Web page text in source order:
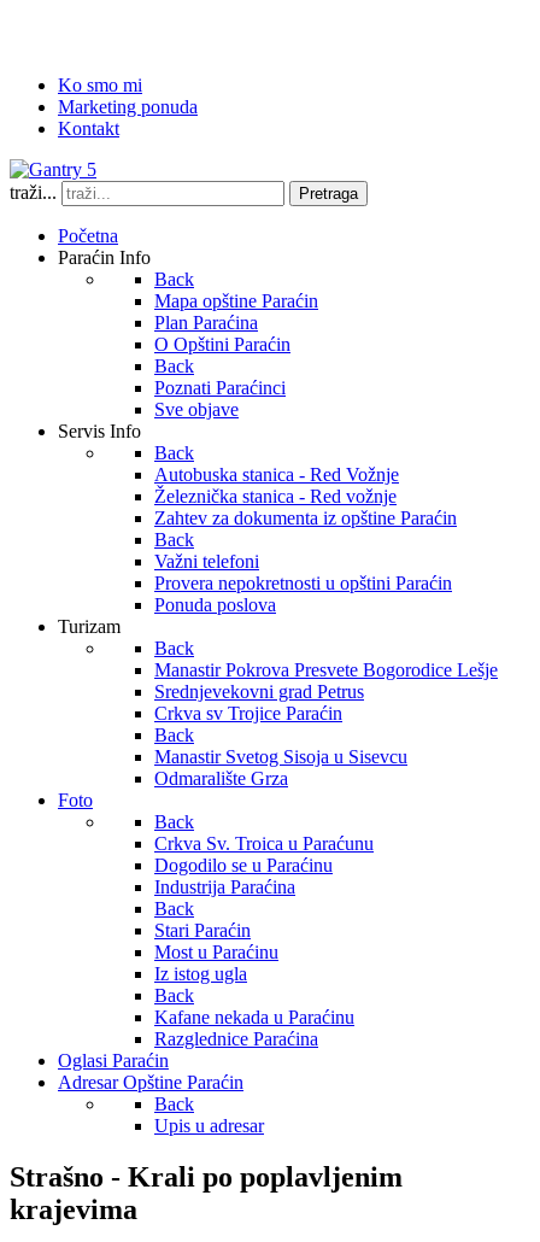
Ko smo mi
Marketing ponuda
Kontakt
traži... Pretraga
Početna
Paraćin Info
Back
Mapa opštine Paraćin
Plan Paraćina
O Opštini Paraćin
Back
Poznati Paraćinci
Sve objave
Servis Info
Back
Autobuska stanica - Red Vožnje
Železnička stanica - Red vožnje
Zahtev za dokumenta iz opštine Paraćin
Back
Važni telefoni
Provera nepokretnosti u opštini Paraćin
Ponuda poslova
Turizam
Back
Manastir Pokrova Presvete Bogorodice Lešje
Srednjevekovni grad Petrus
Crkva sv Trojice Paraćin
Back
Manastir Svetog Sisoja u Sisevcu
Odmaralište Grza
Foto
Back
Crkva Sv. Troica u Paraćunu
Dogodilo se u Paraćinu
Industrija Paraćina
Back
Stari Paraćin
Most u Paraćinu
Iz istog ugla
Back
Kafane nekada u Paraćinu
Razglednice Paraćina
Oglasi Paraćin
Adresar Opštine Paraćin
Back
Upis u adresar
Strašno - Krali po poplavljenim
krajevima